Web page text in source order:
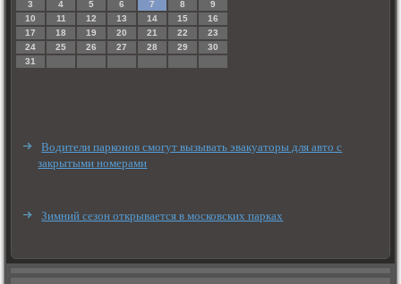
3
4 5 6 7 8
9
10
11 12 13 14 15
16
17
18 19 20 21 22
23
24
25 26 27 28 29
30
31
Водители парконов смогут вызывать эвакуаторы для авто с
закрытыми номерами
Зимний сезон открывается в московских парках